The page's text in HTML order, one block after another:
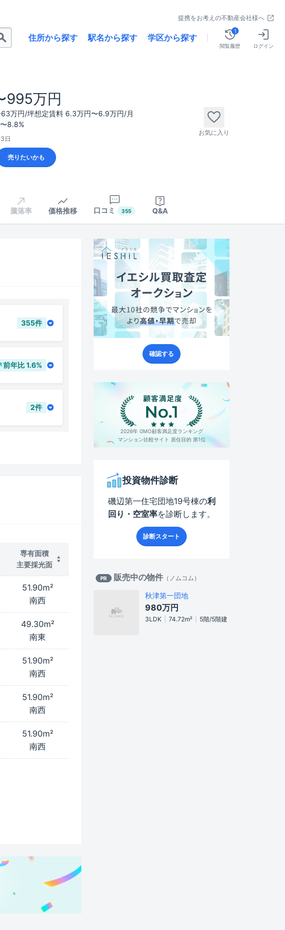
提携をお考えの不動産会社様へ
住所から探す 駅名から探す 学区から探す
閲覧履歴
1
ログイン
995万円
万円/坪想定賃料 6.3万円〜6.9万円/月
8.8%
日
売りたいかも
お気に入り
騰落率 価格推移 口コミ 355 Q&A
355件
前年比1.6%
2件
専有面積
主要採光面
51.90m²
南西
49.30m²
南東
51.90m²
南西
51.90m²
南西
51.90m²
南西
確認する
2026年 GMO顧客満足度ランキング
マンション比較サイト 居住目的 第1位
投資物件診断
磯辺第一住宅団地19号棟の利
回り・空室率を診断します。
診断スタート
PR 販売中の物件 （ ノムコム ）
秋津第一団地
980万円
3LDK 74.72m² 5階/5階建